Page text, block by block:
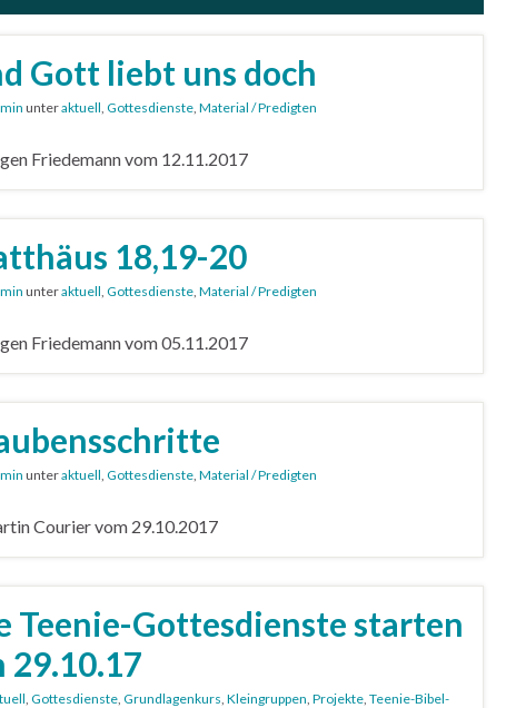
Gott liebt uns doch
unteraktuell, Gottesdienste, Material / Predigten
Friedemann vom 12.11.2017
18,19-20
unteraktuell, Gottesdienste, Material / Predigten
Friedemann vom 05.11.2017
unteraktuell, Gottesdienste, Material / Predigten
Courier vom 29.10.2017
Teenie-Gottesdienste starten
29.10.17
, Gottesdienste, Grundlagenkurs, Kleingruppen, Projekte, Teenie-Bibel-